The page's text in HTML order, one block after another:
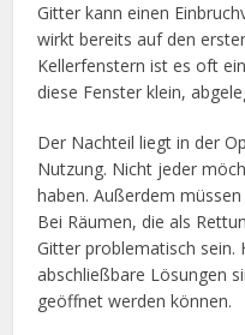
Gitter kann einen
wirkt bereits auf den
Kellerfenstern ist es oft
diese Fenster klein,
Der Nachteil liegt in der
Nutzung. Nicht jeder
haben. Außerdem
Bei Räumen, die als
Gitter problematisch sein.
abschließbare Lösungen
geöffnet werden können.